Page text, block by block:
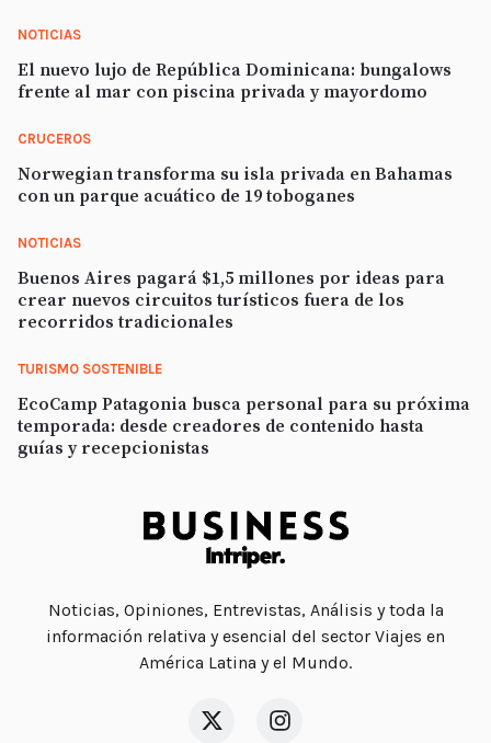
Noticias, Opiniones, Entrevistas, Análisis y toda la
información relativa y esencial del sector Viajes en
América Latina y el Mundo.
NOTICIAS
El nuevo lujo de República Dominicana: bungalows
frente al mar con piscina privada y mayordomo
CRUCEROS
Norwegian transforma su isla privada en Bahamas
con un parque acuático de 19 toboganes
NOTICIAS
Buenos Aires pagará $1,5 millones por ideas para
crear nuevos circuitos turísticos fuera de los
recorridos tradicionales
TURISMO SOSTENIBLE
EcoCamp Patagonia busca personal para su próxima
temporada: desde creadores de contenido hasta
guías y recepcionistas